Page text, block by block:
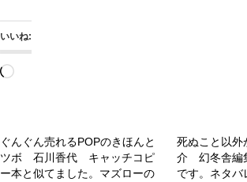
いいね:
読
み
中…
ぐんぐん売れるPOPのきほんと
ツボ 石川香代 キャッチコピ
ー本と似てました。マズローの
死ぬこと以
介 幻冬舎編
です。ネタバ